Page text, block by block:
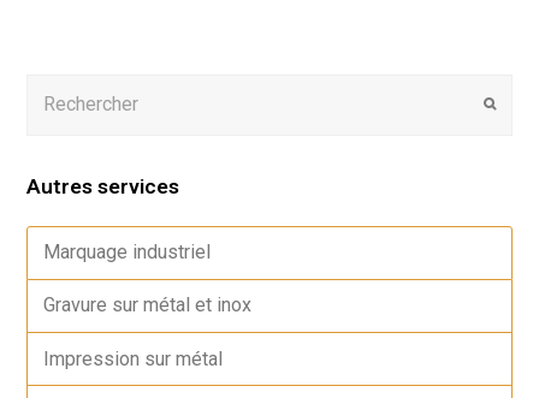
Autres services
Marquage industriel
Gravure sur métal et inox
Impression sur métal